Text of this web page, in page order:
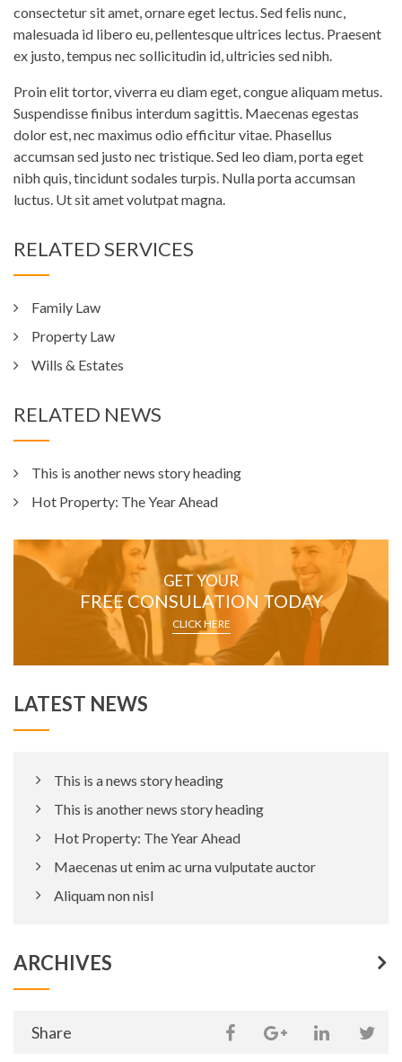
consectetur sit amet, ornare eget lectus. Sed felis nunc,
malesuada id libero eu, pellentesque ultrices lectus. Praesent
ex justo, tempus nec sollicitudin id, ultricies sed nibh.
Proin elit tortor, viverra eu diam eget, congue aliquam metus.
Suspendisse finibus interdum sagittis. Maecenas egestas
dolor est, nec maximus odio efficitur vitae. Phasellus
accumsan sed justo nec tristique. Sed leo diam, porta eget
nibh quis, tincidunt sodales turpis. Nulla porta accumsan
luctus. Ut sit amet volutpat magna.
RELATED SERVICES
Family Law
Property Law
Wills & Estates
RELATED NEWS
This is another news story heading
Hot Property: The Year Ahead
GET YOUR
FREE CONSULATION TODAY
CLICK HERE
LATEST NEWS
This is a news story heading
This is another news story heading
Hot Property: The Year Ahead
Maecenas ut enim ac urna vulputate auctor
Aliquam non nisl
ARCHIVES
Share
Share ShareShare